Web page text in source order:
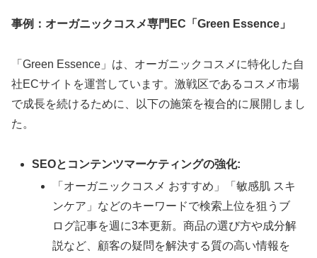
事例：オーガニックコスメ専門EC「Green Essence」
「Green Essence」は、オーガニックコスメに特化した自
社ECサイトを運営しています。激戦区であるコスメ市場
で成長を続けるために、以下の施策を複合的に展開しまし
た。
SEOとコンテンツマーケティングの強化:
「オーガニックコスメ おすすめ」「敏感肌 スキ
ンケア」などのキーワードで検索上位を狙うブ
ログ記事を週に3本更新。商品の選び方や成分解
説など、顧客の疑問を解決する質の高い情報を